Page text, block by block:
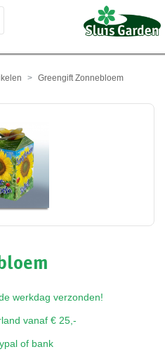
Greengift Zonnebloem
werkdag verzonden!
vanaf € 25,-
of bank